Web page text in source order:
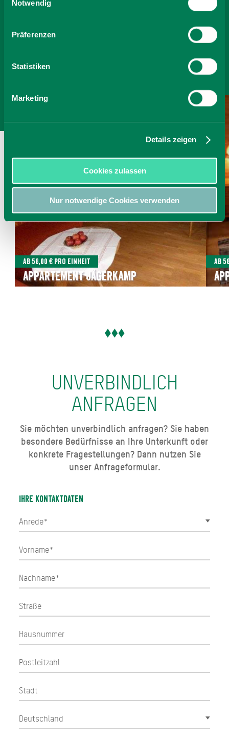
Notwendig
Präferenzen
Statistiken
Marketing
Details zeigen
Cookies zulassen
Nur notwendige Cookies verwenden
Anzahl Personen
Ab 58,00 € pro Einheit
Appartement Jägerkamp
Ab
UNVERBINDLICH
ANFRAGEN
Sie möchten unverbindlich anfragen? Sie haben
besondere Bedürfnisse an Ihre Unterkunft oder
konkrete Fragestellungen? Dann nutzen Sie
unser Anfrageformular.
Ihre Kontaktdaten